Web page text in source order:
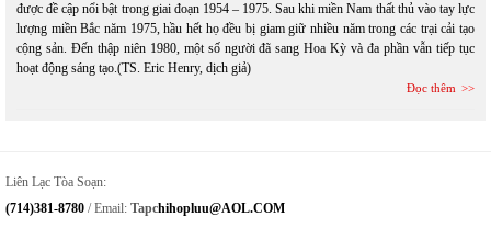
được đề cập nổi bật trong giai đoạn 1954 – 1975. Sau khi miền Nam thất thủ vào tay lực
lượng miền Bắc năm 1975, hầu hết họ đều bị giam giữ nhiều năm trong các trại cải tạo
cộng sản. Đến thập niên 1980, một số người đã sang Hoa Kỳ và đa phần vẫn tiếp tục
hoạt động sáng tạo.(TS. Eric Henry, dịch giả)
Đọc thêm
Liên Lạc Tòa Soạn:
(714)381-8780 / Email: TapcHihopluu@AOL.COM